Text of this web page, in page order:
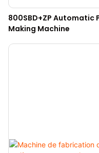
800SBD+ZP Automatic
Making Machine